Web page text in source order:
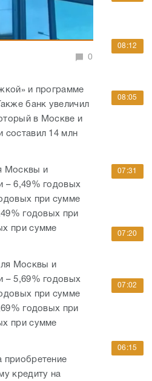
0
и программе
банк увеличил
в Москве и
составил 14 млн
Москвы и
– 6,49% годовых
при сумме
годовых при
при сумме
Москвы и
– 5,69% годовых
при сумме
годовых при
при сумме
приобретение
кредиту на
08:12
08:05
07:31
07:20
07:02
06:15